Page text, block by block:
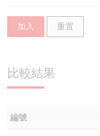
加入 重置
比較結果
編號
牛熊證文件及公告 (瑞信)
收市競價變化